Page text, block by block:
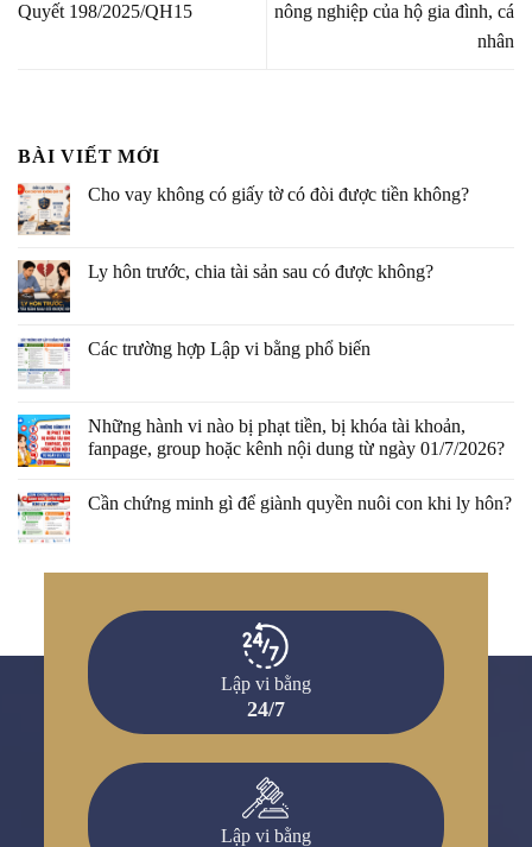
Quyết 198/2025/QH15
nông nghiệp của hộ gia đình, cá
nhân
BÀI VIẾT MỚI
Cho vay không có giấy tờ có đòi được tiền không?
Ly hôn trước, chia tài sản sau có được không?
Các trường hợp Lập vi bằng phổ biến
Những hành vi nào bị phạt tiền, bị khóa tài khoản,
fanpage, group hoặc kênh nội dung từ ngày 01/7/2026?
Cần chứng minh gì để giành quyền nuôi con khi ly hôn?
Lập vi bằng
24/7
Lập vi bằng